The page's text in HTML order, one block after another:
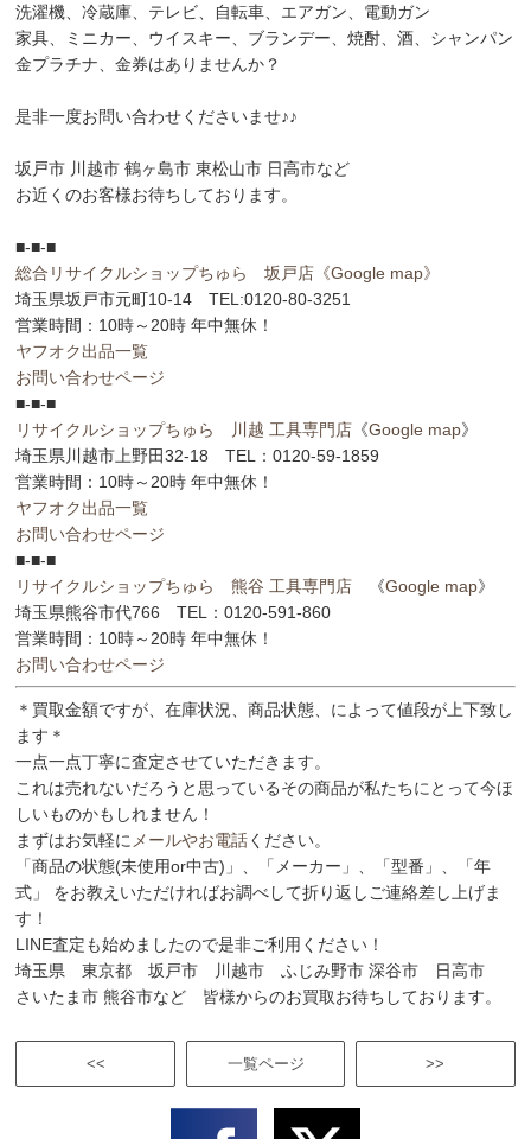
洗濯機、冷蔵庫、テレビ、自転車、エアガン、電動ガン
家具、ミニカー、ウイスキー、ブランデー、焼酎、酒、シャンパン
金プラチナ、金券はありませんか？
是非一度お問い合わせくださいませ♪♪
坂戸市 川越市 鶴ヶ島市 東松山市 日高市など
お近くのお客様お待ちしております。
■-■-■
総合リサイクルショップちゅら 坂戸店 《Google map》
埼玉県坂戸市元町10-14 TEL:0120-80-3251
営業時間：10時～20時 年中無休！
ヤフオク出品一覧
お問い合わせページ
■-■-■
リサイクルショップちゅら 川越 工具専門店 《Google map》
埼玉県川越市上野田32-18 TEL：0120-59-1859
営業時間：10時～20時 年中無休！
ヤフオク出品一覧
お問い合わせページ
■-■-■
リサイクルショップちゅら 熊谷 工具専門店 《Google map》
埼玉県熊谷市代766 TEL：0120-591-860
営業時間：10時～20時 年中無休！
お問い合わせページ
＊買取金額ですが、在庫状況、商品状態、によって値段が上下致し
ます＊
一点一点丁寧に査定させていただきます。
これは売れないだろうと思っているその商品が私たちにとって今ほ
しいものかもしれません！
まずはお気軽に メールやお電話ください。
「商品の状態(未使用or中古)」、「メーカー」、「型番」、「年
式」 をお教えいただければお調べして折り返しご連絡差し上げま
す！
LINE査定も始めましたので是非ご利用ください！
埼玉県 東京都 坂戸市 川越市 ふじみ野市 深谷市 日高市
さいたま市 熊谷市など 皆様からのお買取お待ちしております。
<< >>
一覧ページ